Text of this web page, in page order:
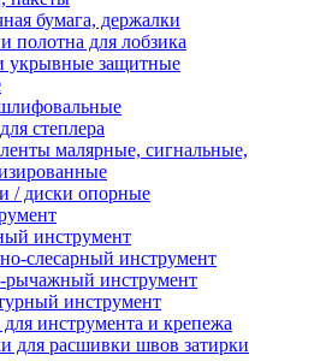
бумага, держалки
полотна для лобзика
укрывные защитные
степлера
малярные, сигнальные,
/ диски опорные
инструмент
слесарный инструмент
рычажный инструмент
инструмент
инструмента и крепежа
для расшивки швов затирки